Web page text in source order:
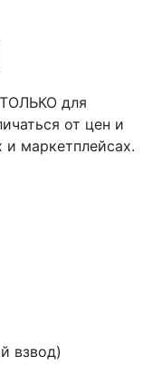
для
от цен и
и маркетплейсах.
взвод)